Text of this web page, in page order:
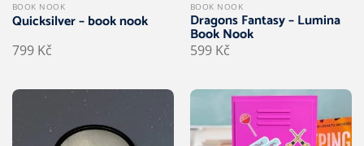
BOOK NOOK
Quicksilver – book nook
799 Kč
BOOK NOOK
Dragons Fantasy – Lumina
Book Nook
599 Kč